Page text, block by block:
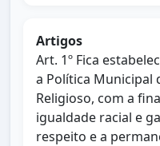
Artigos
Art. 1º Fica
a Política Municipal
Religioso, com a
igualdade racial e
respeito e a